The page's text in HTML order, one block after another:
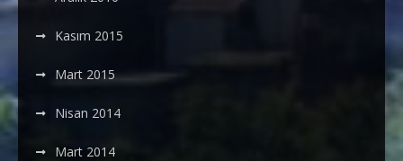
Kasım 2015
Mart 2015
Nisan 2014
Mart 2014